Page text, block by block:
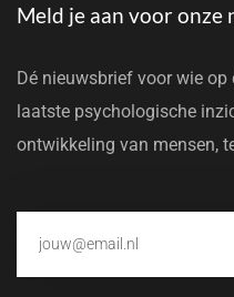
Meld je aan voor onze
Dé nieuwsbrief voor wie
laatste psychologische
ontwikkeling van mensen,